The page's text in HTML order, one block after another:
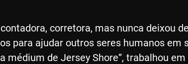
corretora, mas nunca deixou
para ajudar outros seres humanos em
médium de Jersey Shore”, trabalhou